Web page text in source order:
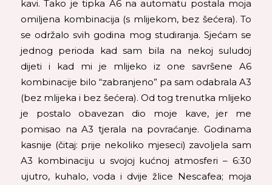
kavi. Tako je tipka A6 na automatu postala moja
omiljena kombinacija (s mlijekom, bez šećera). To
se održalo svih godina mog studiranja. Sjećam se
jednog perioda kad sam bila na nekoj suludoj
dijeti i kad mi je mlijeko iz one savršene A6
kombinacije bilo “zabranjeno” pa sam odabrala A3
(bez mlijeka i bez šećera). Od tog trenutka mlijeko
je postalo obavezan dio moje kave, jer me
pomisao na A3 tjerala na povraćanje. Godinama
kasnije (čitaj: prije nekoliko mjeseci) zavoljela sam
A3 kombinaciju u svojoj kućnoj atmosferi – 6:30
ujutro, kuhalo, voda i dvije žlice Nescafea; moja